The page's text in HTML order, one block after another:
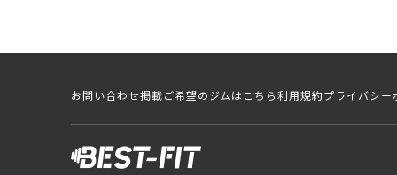
お問い合わせ掲載ご希望のジムはこちら利用規約プライバシー